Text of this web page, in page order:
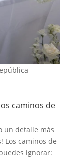
caminos de
un detalle más
Los caminos de
ignorar: